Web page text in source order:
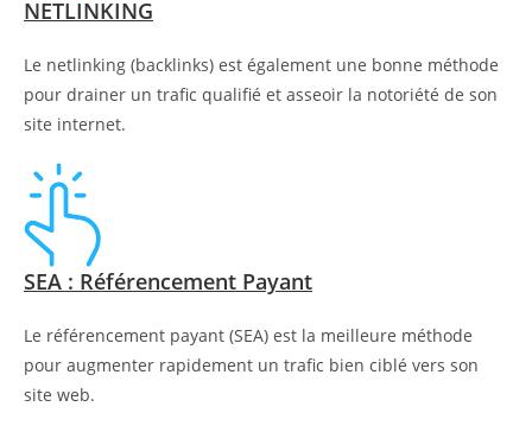
NETLINKING
Le netlinking (backlinks) est également une bonne méthode
pour drainer un trafic qualifié et asseoir la notoriété de son
site internet.
SEA : Référencement Payant
Le référencement payant (SEA) est la meilleure méthode
pour augmenter rapidement un trafic bien ciblé vers son
site web.